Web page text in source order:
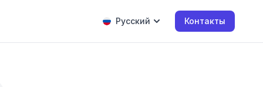
Русский Контакты